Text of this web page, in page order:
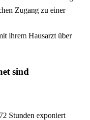
Zugang zu einer
ihrem Hausarzt über
sind
Stunden exponiert